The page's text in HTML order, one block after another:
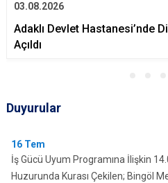
03.08.2026
Adaklı Devlet Hastanesi’nde
Açıldı
Duyurular
16 Tem
İş Gücü Uyum Programına İlişkin
Huzurunda Kurası Çekilen; Bingöl